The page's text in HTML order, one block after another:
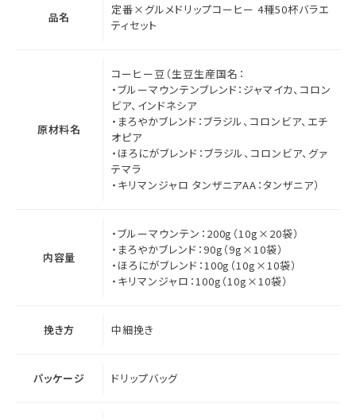
品名
定番×グルメドリップコーヒー 4種50杯バラエ
ティセット
原材料名
コーヒー豆（生豆生産国名：
・ブルーマウンテンブレンド：ジャマイカ、コロン
ビア、インドネシア
・まろやかブレンド：ブラジル、コロンビア、エチ
オピア
・ほろにがブレンド：ブラジル、コロンビア、グァ
テマラ
・キリマンジャロ タンザニアAA：タンザニア）
内容量
・ブルーマウンテン：200g（10g×20袋）
・まろやかブレンド：90g（9g×10袋）
・ほろにがブレンド：100g（10g×10袋）
・キリマンジャロ：100g（10g×10袋）
挽き方 中細挽き
パッケージ ドリップバッグ